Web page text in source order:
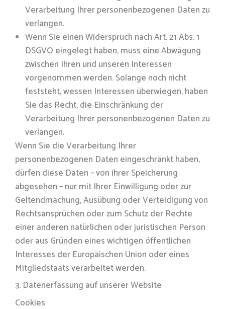
Verarbeitung Ihrer personenbezogenen Daten zu
verlangen.
Wenn Sie einen Widerspruch nach Art. 21 Abs. 1
DSGVO eingelegt haben, muss eine Abwägung
zwischen Ihren und unseren Interessen
vorgenommen werden. Solange noch nicht
feststeht, wessen Interessen überwiegen, haben
Sie das Recht, die Einschränkung der
Verarbeitung Ihrer personenbezogenen Daten zu
verlangen.
Wenn Sie die Verarbeitung Ihrer
personenbezogenen Daten eingeschränkt haben,
dürfen diese Daten – von ihrer Speicherung
abgesehen – nur mit Ihrer Einwilligung oder zur
Geltendmachung, Ausübung oder Verteidigung von
Rechtsansprüchen oder zum Schutz der Rechte
einer anderen natürlichen oder juristischen Person
oder aus Gründen eines wichtigen öffentlichen
Interesses der Europäischen Union oder eines
Mitgliedstaats verarbeitet werden.
3. Datenerfassung auf unserer Website
Cookies